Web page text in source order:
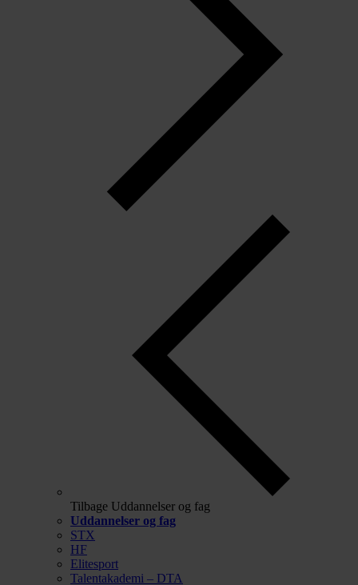
Tilbage Uddannelser og fag
Uddannelser og fag
STX
HF
Elitesport
Talentakademi – DTA